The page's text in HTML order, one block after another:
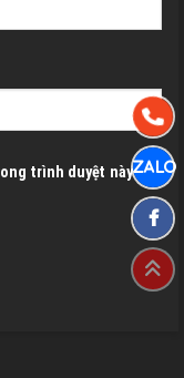
trình duyệt này cho